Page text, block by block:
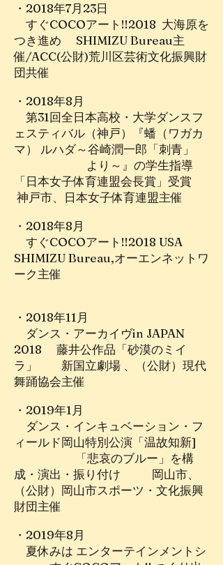
・2018年7月23日
すぐCOCOアート!!2018 大海原を
つき進め SHIMIZU Bureau主
催/ACC(公財)荒川区芸術文化振興財
団共催
・2018年8月
第31回全日本高校・大学ダンスフ
ェスティバル（神戸）『蟠（ワガカ
マ） ルハダ～谷崎潤一郎「刺青」
より～』の学生指導
「日本女子体育連盟会長賞」受賞
神戸市、日本女子体育連盟主催
・2018年8月
すぐCOCOアート!!2018 USA
SHIMIZU Bureau,オーエンネットワ
ーク主催
・2018年11月
ダンス・アーカイヴin JAPAN
2018 藤井公作品「砂漠のミイ
ラ」 新国立劇場 、（公財）現代
舞踊協会主催
・2019年1月
ダンス・インキュベーション・フ
ィールド岡山特別公演「温故知新]
「悲哀のブルー」を構
成・演出・振り付け 岡山市、
（公財）岡山市スポーツ・文化振興
財団主催
・2019年8月
夏休みは エンターテインメントシ